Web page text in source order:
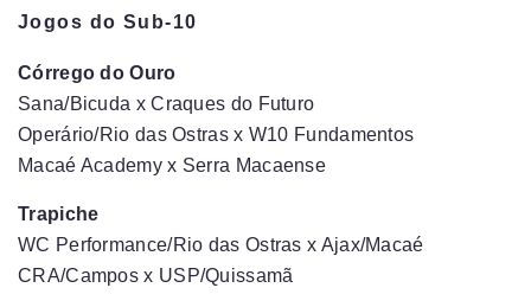
Jogos do Sub-10
Córrego do Ouro
Sana/Bicuda x Craques do Futuro
Operário/Rio das Ostras x W10 Fundamentos
Macaé Academy x Serra Macaense
Trapiche
WC Performance/Rio das Ostras x Ajax/Macaé
CRA/Campos x USP/Quissamã